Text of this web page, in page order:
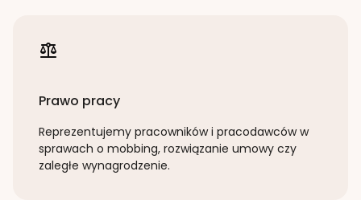
Prawo pracy
Reprezentujemy pracowników i pracodawców w
sprawach o mobbing, rozwiązanie umowy czy
zaległe wynagrodzenie.